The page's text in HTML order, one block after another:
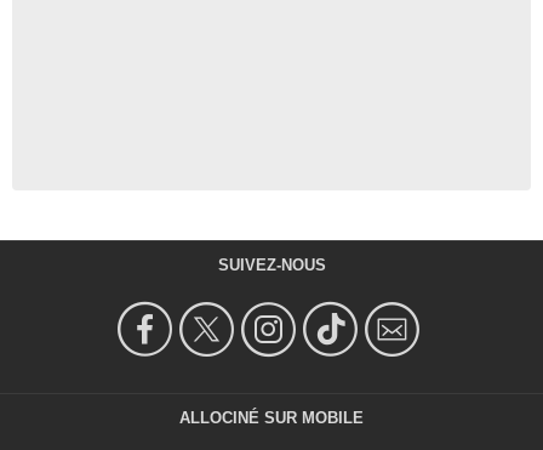
SUIVEZ-NOUS
ALLOCINÉ SUR MOBILE